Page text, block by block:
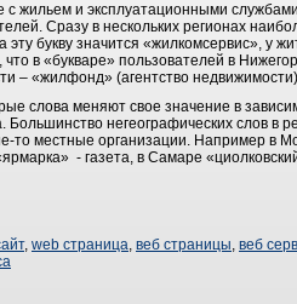
с жильем и эксплуатационными
Сразу в нескольких регионах
эту букву значится «жилкомсервис», у
в «букваре» пользователей в
– «жилфонд» (агентство
слова меняют свое значение в
негеографических слов в
то местные организации. Например в
- газета, в Самаре
, web страница, веб страницы, веб